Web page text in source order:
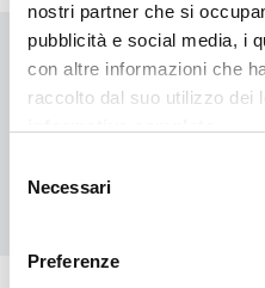
nostri partner che si
pubblicità e social media, i
con altre informazioni che
raccolto dal suo utilizzo dei
delNecessari
Preferenze
¿No has
Contáctanos para recibir